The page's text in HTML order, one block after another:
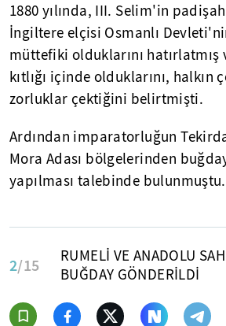
1880 yılında, III. Selim'in
İngiltere elçisi Osmanlı
müttefiki olduklarını hatırlatmış
kıtlığı içinde olduklarını, halkın
zorluklar çektiğini belirtmişti.
Ardından imparatorluğun
Mora Adası bölgelerinden
yapılması talebinde bulunmuştu.
2/15
RUMELİ VE ANADOLU
BUĞDAY GÖNDERİLDİ